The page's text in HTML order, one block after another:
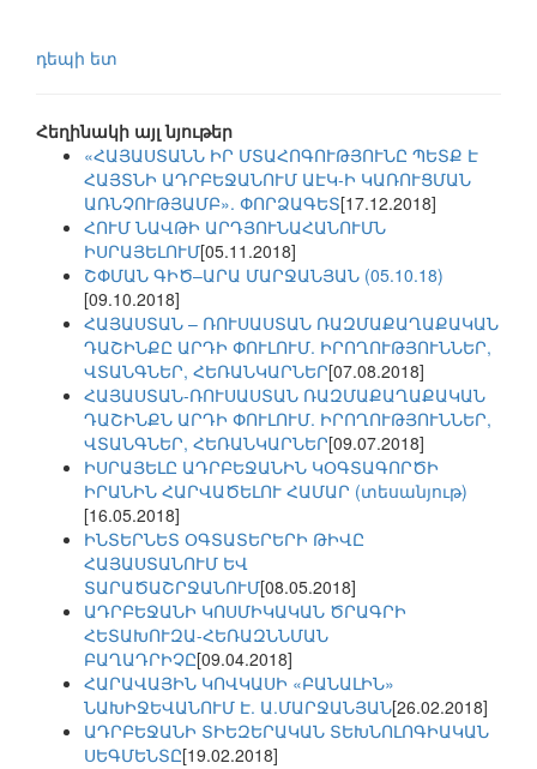
դեպի ետ
Հեղինակի այլ նյութեր
«ՀԱՅԱՍՏԱՆՆ ԻՐ ՄՏԱՀՈԳՈՒԹՅՈՒՆԸ ՊԵՏՔ Է
ՀԱՅՏՆԻ ԱԴՐԲԵՋԱՆՈՒՄ ԱԷԿ-Ի ԿԱՌՈՒՑՄԱՆ
ԱՌՆՉՈՒԹՅԱՄԲ». ՓՈՐՁԱԳԵՏ[17.12.2018]
ՀՈՒՄ ՆԱՎԹԻ ԱՐԴՅՈՒՆԱՀԱՆՈՒՄՆ
ԻՍՐԱՅԵԼՈՒՄ[05.11.2018]
ՇՓՄԱՆ ԳԻԾ–ԱՐԱ ՄԱՐՋԱՆՅԱՆ (05.10.18)
[09.10.2018]
ՀԱՅԱՍՏԱՆ – ՌՈՒՍԱՍՏԱՆ ՌԱԶՄԱՔԱՂԱՔԱԿԱՆ
ԴԱՇԻՆՔԸ ԱՐԴԻ ՓՈՒԼՈՒՄ. ԻՐՈՂՈՒԹՅՈՒՆՆԵՐ,
ՎՏԱՆԳՆԵՐ, ՀԵՌԱՆԿԱՐՆԵՐ[07.08.2018]
ՀԱՅԱՍՏԱՆ-ՌՈՒՍԱՍՏԱՆ ՌԱԶՄԱՔԱՂԱՔԱԿԱՆ
ԴԱՇԻՆՔՆ ԱՐԴԻ ՓՈՒԼՈՒՄ. ԻՐՈՂՈՒԹՅՈՒՆՆԵՐ,
ՎՏԱՆԳՆԵՐ, ՀԵՌԱՆԿԱՐՆԵՐ[09.07.2018]
ԻՍՐԱՅԵԼԸ ԱԴՐԲԵՋԱՆԻՆ ԿՕԳՏԱԳՈՐԾԻ
ԻՐԱՆԻՆ ՀԱՐՎԱԾԵԼՈՒ ՀԱՄԱՐ (տեսանյութ)
[16.05.2018]
ԻՆՏԵՐՆԵՏ ՕԳՏԱՏԵՐԵՐԻ ԹԻՎԸ
ՀԱՅԱՍՏԱՆՈՒՄ ԵՎ
ՏԱՐԱԾԱՇՐՋԱՆՈՒՄ[08.05.2018]
ԱԴՐԲԵՋԱՆԻ ԿՈՍՄԻԿԱԿԱՆ ԾՐԱԳՐԻ
ՀԵՏԱԽՈՒԶԱ-ՀԵՌԱԶՆՆՄԱՆ
ԲԱՂԱԴՐԻՉԸ[09.04.2018]
ՀԱՐԱՎԱՅԻՆ ԿՈՎԿԱՍԻ «ԲԱՆԱԼԻՆ»
ՆԱԽԻՋԵՎԱՆՈՒՄ Է. Ա.ՄԱՐՋԱՆՅԱՆ[26.02.2018]
ԱԴՐԲԵՋԱՆԻ ՏԻԵԶԵՐԱԿԱՆ ՏԵԽՆՈԼՈԳԻԱԿԱՆ
ՍԵԳՄԵՆՏԸ[19.02.2018]